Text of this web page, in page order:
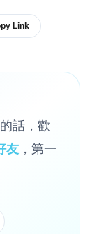
Link
話，歡
友 ，第一